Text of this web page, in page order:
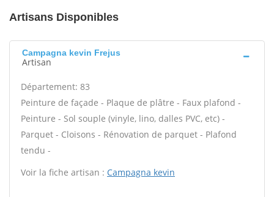
Artisans Disponibles
Campagna kevin Frejus
Artisan
Département: 83
Peinture de façade - Plaque de plâtre - Faux plafond -
Peinture - Sol souple (vinyle, lino, dalles PVC, etc) -
Parquet - Cloisons - Rénovation de parquet - Plafond
tendu -
Voir la fiche artisan : Campagna kevin